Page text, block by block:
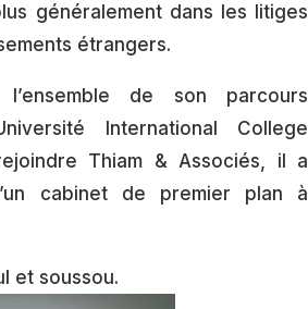
généralement dans les litiges
étrangers.
de son parcours
International College
Thiam & Associés, il a
cabinet de premier plan à
et soussou.